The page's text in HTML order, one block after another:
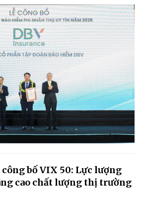
bố VIX 50: Lực lượng
cao chất lượng thị trường